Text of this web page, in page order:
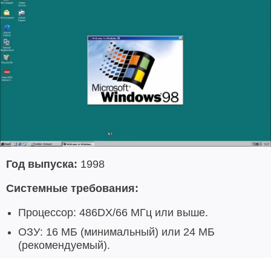
Год выпуска: 1998
Системные требования:
Процессор: 486DX/66 МГц или выше.
ОЗУ: 16 МБ (минимальный) или 24 МБ
(рекомендуемый).